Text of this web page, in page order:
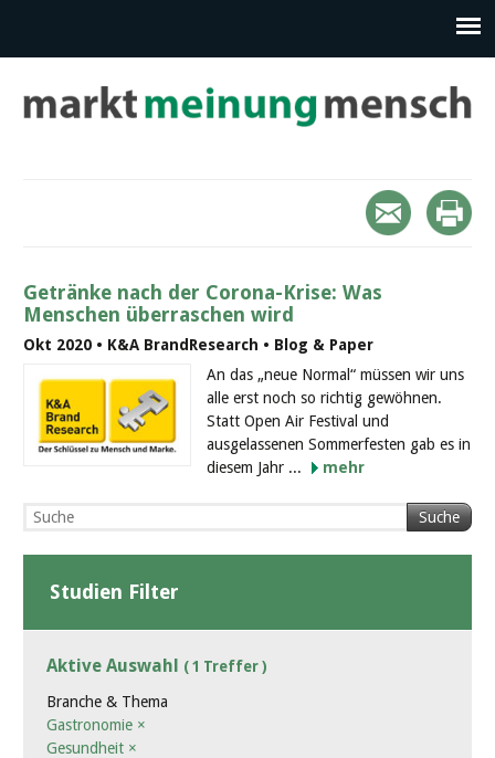
Getränke nach der Corona-Krise: Was
Menschen überraschen wird
Okt 2020 • K&A BrandResearch • Blog & Paper
An das „neue Normal“ müssen wir uns
alle erst noch so richtig gewöhnen.
Statt Open Air Festival und
ausgelassenen Sommerfesten gab es in
diesem Jahr ...
mehr
Suche
Studien Filter
Aktive Auswahl ( 1 Treffer )
Branche & Thema
Gastronomie ×
Gesundheit ×